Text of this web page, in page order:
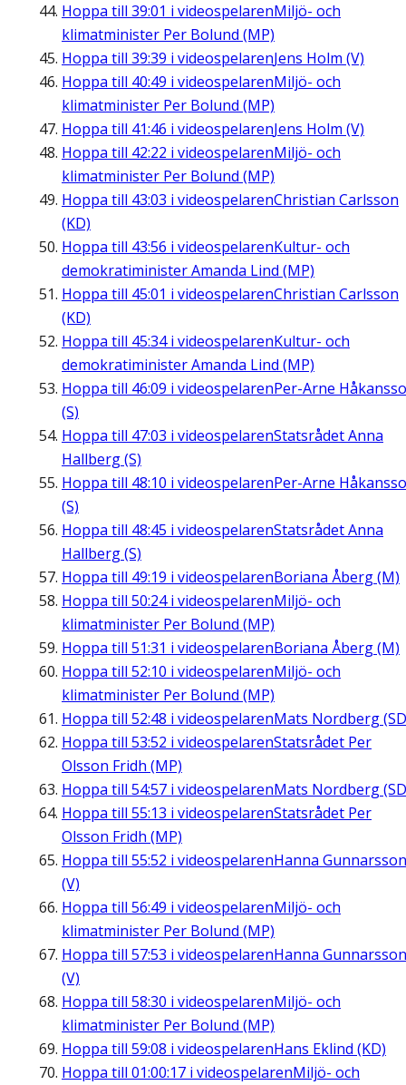
Hoppa till 39:01 i videospelarenMiljö- och
klimatminister Per Bolund (MP)
Hoppa till 39:39 i videospelarenJens Holm (V)
Hoppa till 40:49 i videospelarenMiljö- och
klimatminister Per Bolund (MP)
Hoppa till 41:46 i videospelarenJens Holm (V)
Hoppa till 42:22 i videospelarenMiljö- och
klimatminister Per Bolund (MP)
Hoppa till 43:03 i videospelarenChristian Carlsson
(KD)
Hoppa till 43:56 i videospelarenKultur- och
demokratiminister Amanda Lind (MP)
Hoppa till 45:01 i videospelarenChristian Carlsson
(KD)
Hoppa till 45:34i videospelarenKultur- och
demokratiminister Amanda Lind (MP)
Hoppa till 46:09 i videospelarenPer-Arne
(S)
Hoppa till 47:03 i videospelarenStatsrådet Anna
Hallberg (S)
Hoppa till 48:10 i videospelarenPer-Arne
(S)
Hoppa till 48:45 i videospelarenStatsrådet Anna
Hallberg (S)
Hoppa till 49:19 i videospelarenBoriana Åberg (M)
Hoppa till 50:24i videospelarenMiljö- och
klimatminister Per Bolund (MP)
Hoppa till 51:31 i videospelarenBoriana Åberg (M)
Hoppa till 52:10 i videospelarenMiljö- och
klimatminister Per Bolund (MP)
Hoppa till 52:48 i videospelarenMats Nordberg
Hoppa till 53:52 i videospelarenStatsrådet Per
Olsson Fridh (MP)
Hoppa till 54:57 i videospelarenMats Nordberg
Hoppa till 55:13 i videospelarenStatsrådet Per
Olsson Fridh (MP)
Hoppa till 55:52 i videospelarenHanna Gunnarsson
(V)
Hoppa till 56:49 i videospelarenMiljö- och
klimatminister Per Bolund (MP)
Hoppa till 57:53 i videospelarenHanna Gunnarsson
(V)
Hoppa till 58:30 i videospelarenMiljö- och
klimatminister Per Bolund (MP)
Hoppa till 59:08 i videospelarenHans Eklind (KD)
Hoppa till 01:00:17 i videospelarenMiljö- och